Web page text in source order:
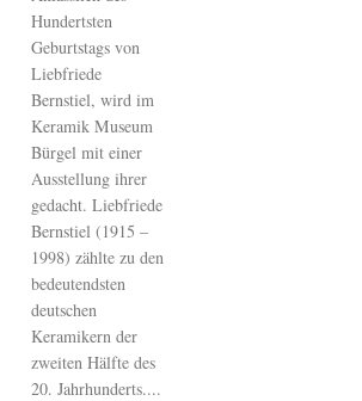
Hundertsten
Geburtstags von
Liebfriede
Bernstiel, wird im
Keramik Museum
Bürgel mit einer
Ausstellung ihrer
gedacht. Liebfriede
Bernstiel (1915 –
1998) zählte zu den
bedeutendsten
deutschen
Keramikern der
zweiten Hälfte des
20. Jahrhunderts....